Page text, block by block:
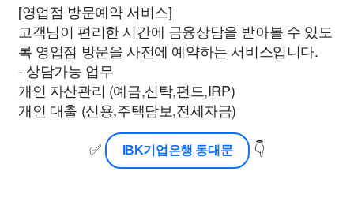
[영업점 방문예약 서비스]
고객님이 편리한 시간에 금융상담을 받아볼 수 있도
록 영업점 방문을 사전에 예약하는 서비스입니다.
- 상담가능 업무
개인 자산관리 (예금,신탁,펀드,IRP)
개인 대출 (신용,주택담보,전세자금)
✅
IBK기업은행 동대문 👇